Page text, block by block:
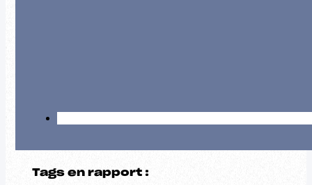
Tags en rapport :